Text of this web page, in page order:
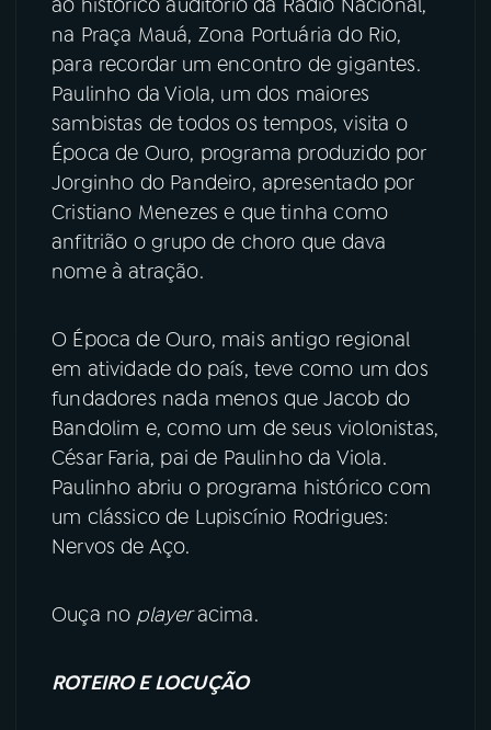
07ÚLTIMAS
FESTIVAL DE MÚSICA
ACOMPANHE A RÁDIO NACIONAL
YouTube Facebook
Instagram X
ao histórico auditório da Rádio Nacional,
na Praça Mauá, Zona Portuária do Rio,
para recordar um encontro de gigantes.
Paulinho da Viola, um dos maiores
sambistas de todos os tempos, visita o
Época de Ouro, programa produzido por
Jorginho do Pandeiro, apresentado por
Cristiano Menezes e que tinha como
anfitrião o grupo de choro que dava
nome à atração.
O Época de Ouro, mais antigo regional
em atividade do país, teve como um dos
fundadores nada menos que Jacob do
Bandolim e, como um de seus violonistas,
César Faria, pai de Paulinho da Viola.
Paulinho abriu o programa histórico com
um clássico de Lupiscínio Rodrigues:
Nervos de Aço.
Ouça no playeracima.
ROTEIRO E LOCUÇÃO